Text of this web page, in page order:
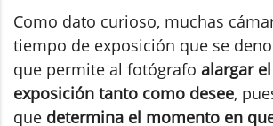
Como dato curioso, muchas
tiempo de exposición que se
que permite al fotógrafo alargar
exposición tanto como desee,
que determina el momento en